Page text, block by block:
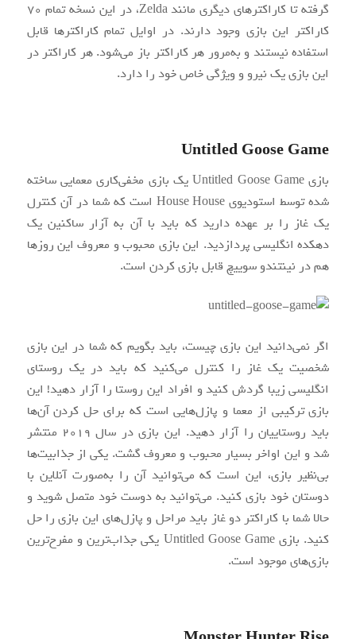
گرفته تا کاراکترهای دیگری مانند Zelda، در این نسخه تمام ۷۰
کاراکتر این بازی وجود دارند. در اوایل تمام کاراکتر‌ها قابل‌
استفاده نیستند و به‌مرور هر کاراکتر باز می‌شود. هر کاراکتر در
این بازی یک نیرو و ویژگی خاص خود را دارد.
Untitled Goose Game
بازی Untitled Goose Game یک بازی مخفی‌کاری معمایی ساخته‌
شده توسط استودیوی House House است که شما در آن کنترل
یک غاز را بر عهده‌ دارید که باید با آن به آزار ساکنین یک
دهکده‌ انگلیسی پردازدید. این بازی محبوب و معروف این روز‌ها
هم در نینتندو سوییچ قابل بازی کردن است.
اگر نمی‌دانید این بازی چیست، باید بگویم که شما در این بازی
شخصیت یک غاز را کنترل می‌کنید که باید در یک روستای
انگلیسی زیبا گردش کنید و افراد این روستا را آزار دهید! این
بازی ترکیبی از معما و پازل‌هایی است که برای حل کردن آن‌ها
باید روستاییان را آزار دهید. این بازی در سال ۲۰۱۹ منتشر
شد و این اواخر بسیار محبوب و معروف گشت. یکی از جذابیت‌ها
بی‌نظیر بازی، این است که می‌توانید آن را به‌صورت آنلاین با
دوستان خود بازی کنید. می‌توانید به دوست خود متصل شوید و
حالا شما با کاراکتر دو غاز باید مراحل و پازل‌های این بازی را حل
کنید. بازی Untitled Goose Game یکی جذاب‌ترین و مفرح‌ترین
بازی‌های موجود است.